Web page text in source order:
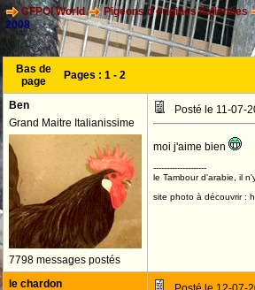
CFPOI World Pigeons d'origines Italiennes
2008
Bas de
page
Pages : 1 - 2
Ben
Grand Maitre Italianissime
7798 messages postés
Posté le 11-07-
moi j'aime bien
--------------------
le Tambour d'arabie, il
site photo à découvrir :
le chardon